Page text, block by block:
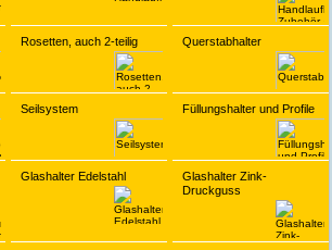
Rosetten, auch 2-teilig Querstabhalter
Seilsystem Füllungshalter und Profile
Glashalter Edelstahl
Glashalter Zink-
Druckguss